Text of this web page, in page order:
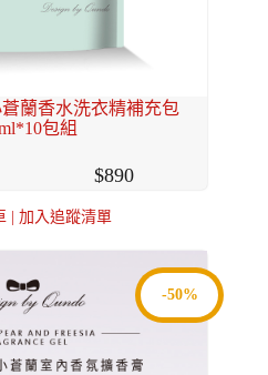
蒼蘭香水洗衣精補充包
包組
890
| 加入追蹤清單
-50%